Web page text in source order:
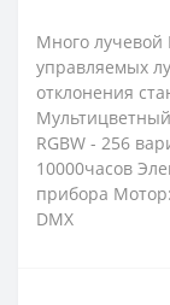
Много лучевой
управляемых
отклонения
RGBW - 256
10000часов
прибора
DMX